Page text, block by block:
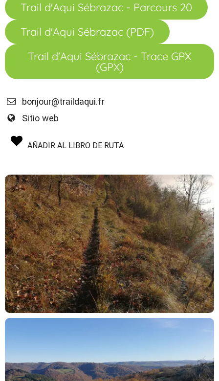
Trail d'Aqui Sébrazac - Parcours 20
Trail d'Aqui Sébrazac (PDF)
Trail d'Aqui Sébrazac - Trace GPX
(GPX)
bonjour@traildaqui.fr
Sitio web
AÑADIR AL LIBRO DE RUTA